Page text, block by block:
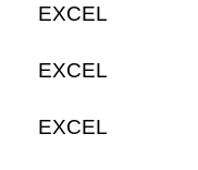
EXCEL
EXCEL
EXCEL